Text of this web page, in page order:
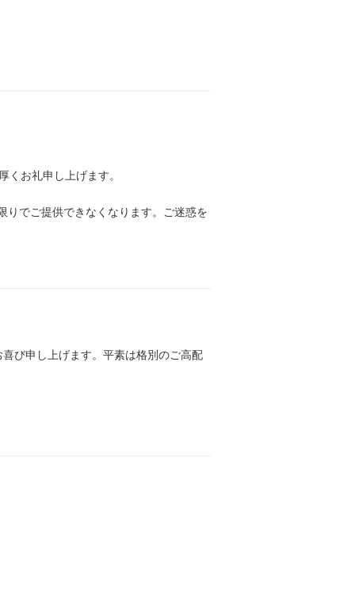
お礼申し上げます。
でご提供できなくなります。ご迷惑を
び申し上げます。平素は格別のご高配